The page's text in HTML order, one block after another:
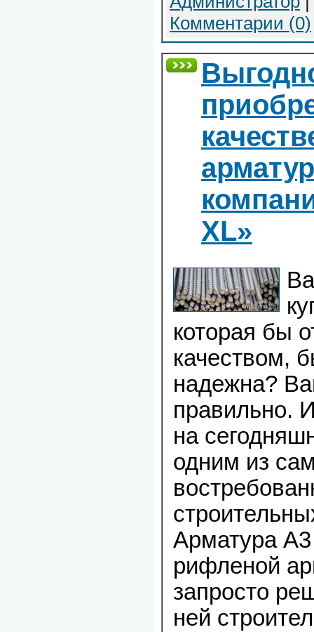
Комментарии (0)
XL»
которая бы
качеством,
надежна?
правильно.
на
одним из
Арматура А3
рифленой
запросто
ней